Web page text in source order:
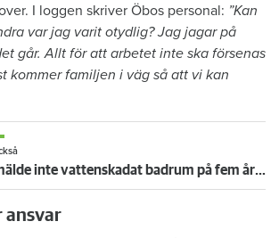
I loggen skriver Öbos personal: ”Kan
var jag varit otydlig? Jag jagar på
går. Allt för att arbetet inte ska försenas
kommer familjen i väg så att vi kan
Anmälde inte vattenskadat badrum på fem år – krävs på 125 000 kronor
ansvar